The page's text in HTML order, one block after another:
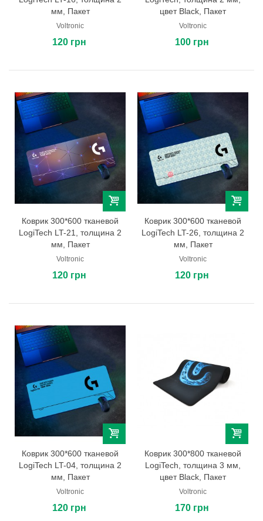
мм, Пакет
Voltronic
120 грн
цвет Black, Пакет
Voltronic
100 грн
Коврик 300*600 тканевой
LogiTech LT-21, толщина 2
мм, Пакет
Voltronic
120 грн
Коврик 300*600 тканевой
LogiTech LT-26, толщина 2
мм, Пакет
Voltronic
120 грн
Коврик 300*600 тканевой
LogiTech LT-04, толщина 2
мм, Пакет
Voltronic
120 грн
Коврик 300*800 тканевой
LogiTech, толщина 3 мм,
цвет Black, Пакет
Voltronic
170 грн